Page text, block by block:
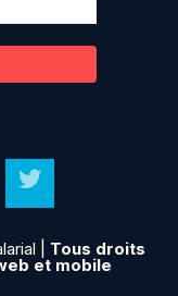
| Tous droits
et mobile